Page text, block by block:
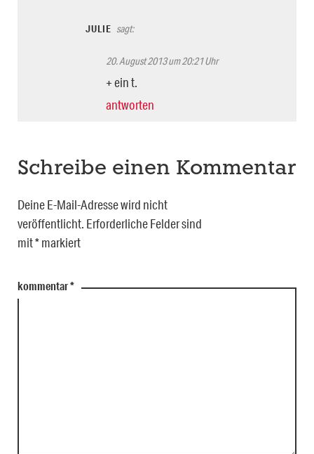
JULIE sagt:
20. August 2013 um 20:21 Uhr
+ ein t.
antworten
Schreibe einen Kommentar
Deine E-Mail-Adresse wird nicht
veröffentlicht. Erforderliche Felder sind
mit*markiert
kommentar*